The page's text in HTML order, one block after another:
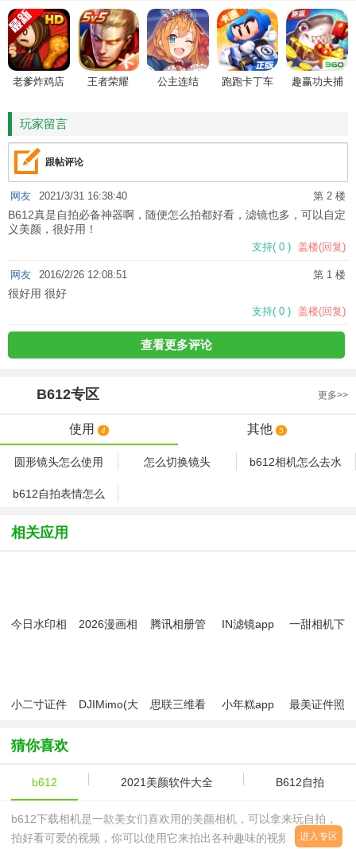
老爹炸鸡店
王者荣耀 公主连结 跑跑卡丁车
趣赢功夫捕
玩家留言
跟帖评论
第 2 楼
网友 2021/3/31 16:38:40
B612真是自拍必备神器啊，随便怎么拍都好看，滤镜也多，可以自定
义美颜，很好用！
支持( 0 ) 盖楼(回复)
第 1 楼
网友 2016/2/26 12:08:51
很好用 很好
支持( 0 ) 盖楼(回复)
查看更多评论
B612专区 更多>>
使用 4 其他 5
圆形镜头怎么使用 怎么切换镜头
b612相机怎么去水
b612自拍表情怎么
用方法
相关应用
今日水印相
2026漫画相
腾讯相册管
IN滤镜app
一甜相机下
小二寸证件
DJIMimo(大
思联三维看
小年糕app
最美证件照
猜你喜欢
b612 2021美颜软件大全 B612自拍
b612下载相机是一款美女们喜欢用的美颜相机，可以拿来玩自拍，
拍好看可爱的视频，你可以使用它来拍出各种趣味的视频和直播,让
进入专区